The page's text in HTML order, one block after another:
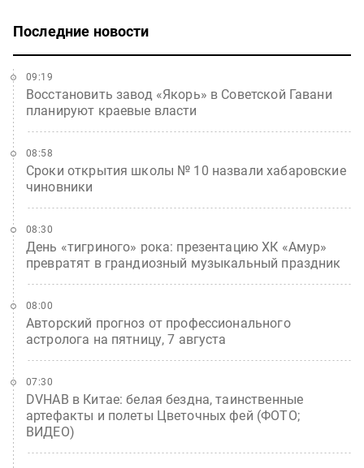
Последние новости
Восстановить завод «Якорь» в Советской Гавани
планируют краевые власти
09:19
Сроки открытия школы № 10 назвали хабаровские
чиновники
08:58
День «тигриного» рока: презентацию ХК «Амур»
превратят в грандиозный музыкальный праздник
08:30
Авторский прогноз от профессионального
астролога на пятницу, 7 августа
08:00
DVHAB в Китае: белая бездна, таинственные
артефакты и полеты Цветочных фей (ФОТО;
ВИДЕО)
07:30